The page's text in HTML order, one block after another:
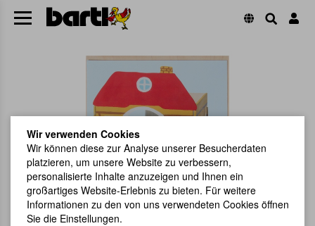
Wir verwenden Cookies
Wir können diese zur Analyse unserer Besucherdaten
platzieren, um unsere Website zu verbessern,
personalisierte Inhalte anzuzeigen und Ihnen ein
großartiges Website-Erlebnis zu bieten. Für weitere
Informationen zu den von uns verwendeten Cookies öffnen
Sie die Einstellungen.